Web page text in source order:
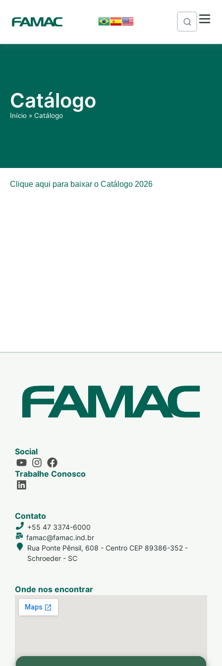
Catálogo
Início » Catálogo
Clique aqui para baixar o Catálogo 2026
Social
Trabalhe Conosco
Contato
+55 47 3374-6000
famac@famac.ind.br
Rua Ponte Pênsil, 608 - Centro CEP 89386-352 -
Schroeder - SC
Onde nos encontrar